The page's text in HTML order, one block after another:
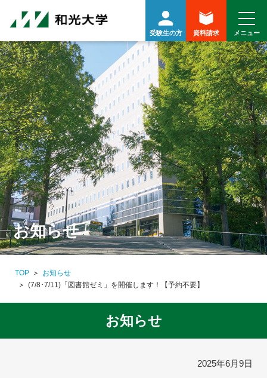
受験生の方 資料請求
お知らせ
TOP
お知らせ
(7/8･7/11)「図書館ゼミ」を開催します！【予約不要】
お知らせ
2025年6月9日